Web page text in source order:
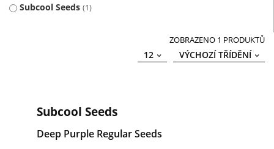
Subcool Seeds 1
ZOBRAZENO 1 PRODUKTŮ
VÝCHOZÍ TŘÍDĚNÍ
12
Subcool Seeds
Deep Purple Regular Seeds